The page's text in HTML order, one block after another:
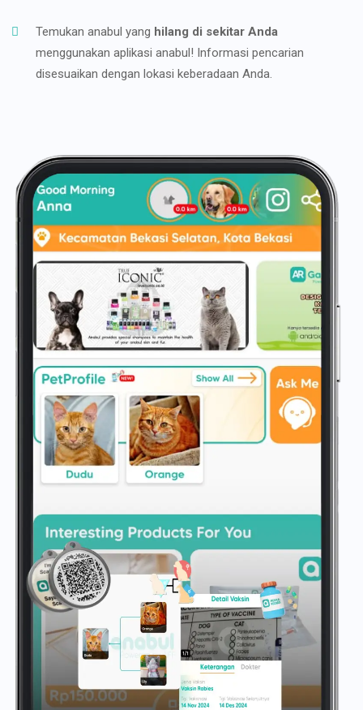
Temukan anabul yang hilang di sekitar Anda
menggunakan aplikasi anabul! Informasi pencarian
disesuaikan dengan lokasi keberadaan Anda.